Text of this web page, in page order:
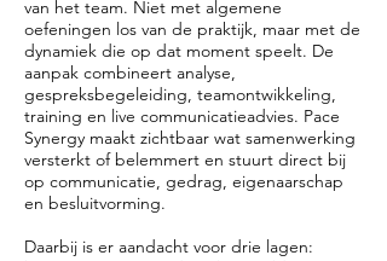
van het team. Niet met algemene
oefeningen los van de praktijk, maar met de
dynamiek die op dat moment speelt. De
aanpak combineert analyse,
gespreksbegeleiding, teamontwikkeling,
training en live communicatieadvies. Pace
Synergy maakt zichtbaar wat samenwerking
versterkt of belemmert en stuurt direct bij
op communicatie, gedrag, eigenaarschap
en besluitvorming.
Daarbij is er aandacht voor drie lagen: